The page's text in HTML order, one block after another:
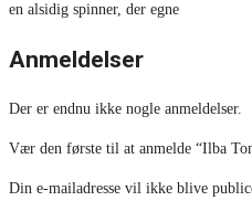
en alsidig spinner, der egne
Anmeldelser
Der er endnu ikke nogle anmeldelser.
Vær den første til at anmelde “Ilba
Din e-mailadresse vil ikke blive